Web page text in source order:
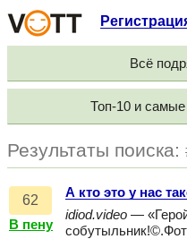
Всё
Топ-10 и
Результаты
62
В пену
А кто это у нас
idiod.video —